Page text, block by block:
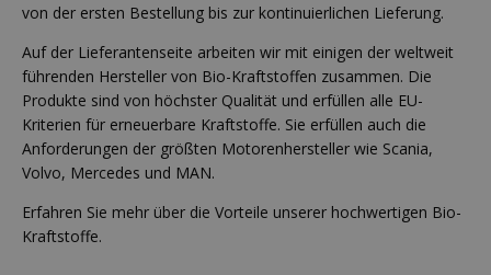
von der ersten Bestellung bis zur kontinuierlichen Lieferung.
Auf der Lieferantenseite arbeiten wir mit einigen der weltweit
führenden Hersteller von Bio-Kraftstoffen zusammen. Die
Produkte sind von höchster Qualität und erfüllen alle EU-
Kriterien für erneuerbare Kraftstoffe. Sie erfüllen auch die
Anforderungen der größten Motorenhersteller wie Scania,
Volvo, Mercedes und MAN.
Erfahren Sie mehr über die Vorteile unserer hochwertigen Bio-
Kraftstoffe.